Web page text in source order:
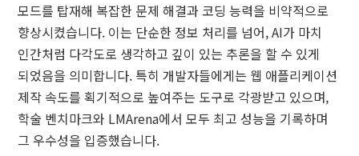
모드를 탑재해 복잡한 문제 해결과 코딩 능력을 비약적으로
향상시켰습니다. 이는 단순한 정보 처리를 넘어, AI가 마치
인간처럼 다각도로 생각하고 깊이 있는 추론을 할 수 있게
되었음을 의미합니다. 특히 개발자들에게는 웹 애플리케이션
제작 속도를 획기적으로 높여주는 도구로 각광받고 있으며,
학술 벤치마크와 LMArena에서 모두 최고 성능을 기록하며
그 우수성을 입증했습니다.